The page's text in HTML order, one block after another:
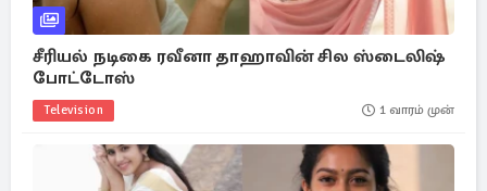
சீரியல் நடிகை ரவீனா தாஹாவின் சில ஸ்டைலிஷ்
போட்டோஸ்
Television 1 வாரம் முன்